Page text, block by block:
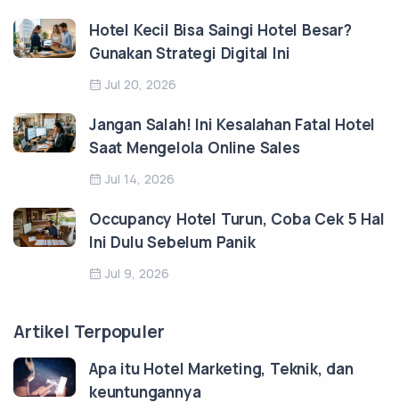
Hotel Kecil Bisa Saingi Hotel Besar?
Gunakan Strategi Digital Ini
Jul 20, 2026
Jangan Salah! Ini Kesalahan Fatal Hotel
Saat Mengelola Online Sales
Jul 14, 2026
Occupancy Hotel Turun, Coba Cek 5 Hal
Ini Dulu Sebelum Panik
Jul 9, 2026
Artikel Terpopuler
Apa itu Hotel Marketing, Teknik, dan
keuntungannya